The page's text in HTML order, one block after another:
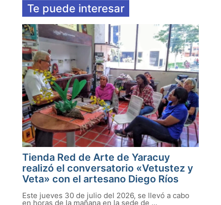
Te puede interesar
Tienda Red de Arte de Yaracuy
realizó el conversatorio «Vetustez y
Veta» con el artesano Diego Ríos
Este jueves 30 de julio del 2026, se llevó a cabo
en horas de la mañana en la sede de ...